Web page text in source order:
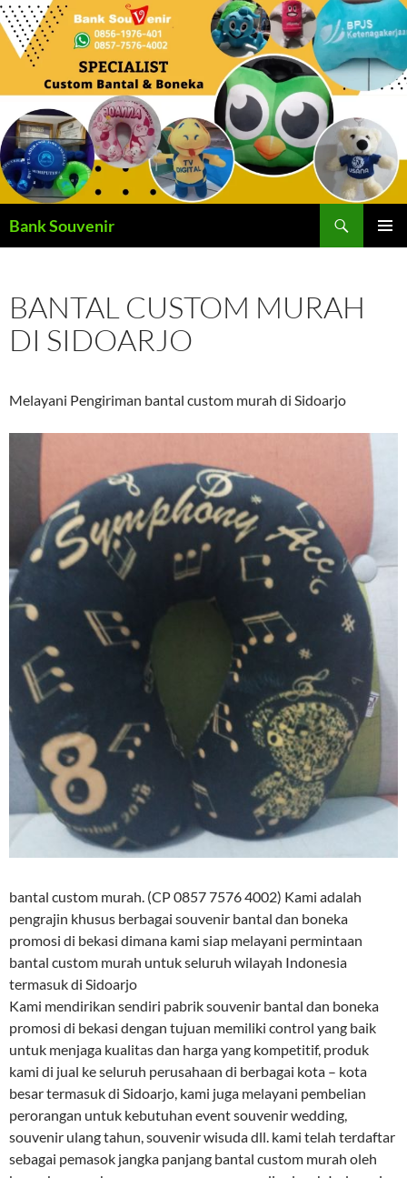
Langsung
ke
Bank Souvenir
BANTAL CUSTOM MURAH
DI SIDOARJO
Melayani Pengiriman bantal custom murah di Sidoarjo
bantal custom murah. (CP 0857 7576 4002) Kami adalah
pengrajin khusus berbagai souvenir bantal dan boneka
promosi di bekasi dimana kami siap melayani permintaan
bantal custom murah untuk seluruh wilayah Indonesia
termasuk di Sidoarjo
Kami mendirikan sendiri pabrik souvenir bantal dan boneka
promosi di bekasi dengan tujuan memiliki control yang baik
untuk menjaga kualitas dan harga yang kompetitif, produk
kami di jual ke seluruh perusahaan di berbagai kota – kota
besar termasuk di Sidoarjo, kami juga melayani pembelian
perorangan untuk kebutuhan event souvenir wedding,
souvenir ulang tahun, souvenir wisuda dll. kami telah terdaftar
sebagai pemasok jangka panjang bantal custom murah oleh